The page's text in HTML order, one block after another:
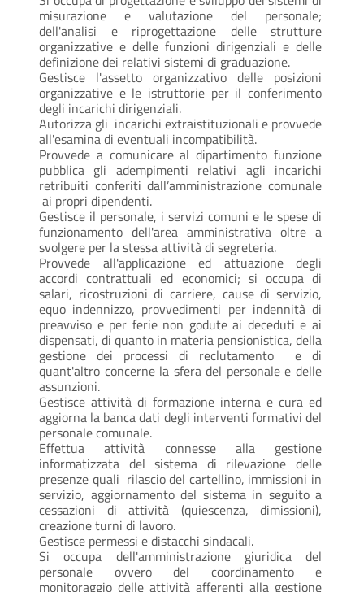
misurazione e valutazione del personale;
dell'analisi e riprogettazione delle strutture
organizzative e delle funzioni dirigenziali e delle
definizione dei relativi sistemi di graduazione.
Gestisce l'assetto organizzativo delle posizioni
organizzative e le istruttorie per il conferimento
degli incarichi dirigenziali.
Autorizza gli incarichi extraistituzionali e provvede
all'esamina di eventuali incompatibilità.
Provvede a comunicare al dipartimento funzione
pubblica gli adempimenti relativi agli incarichi
retribuiti conferiti dall’amministrazione comunale
ai propri dipendenti.
Gestisce il personale, i servizi comuni e le spese di
funzionamento dell'area amministrativa oltre a
svolgere per la stessa attività di segreteria.
Provvede all'applicazione ed attuazione degli
accordi contrattuali ed economici; si occupa di
salari, ricostruzioni di carriere, cause di servizio,
equo indennizzo, provvedimenti per indennità di
preavviso e per ferie non godute ai deceduti e ai
dispensati, di quanto in materia pensionistica, della
gestione dei processi di reclutamento e di
quant'altro concerne la sfera del personale e delle
assunzioni.
Gestisce attività di formazione interna e cura ed
aggiorna la banca dati degli interventi formativi del
personale comunale.
Effettua attività connesse alla gestione
informatizzata del sistema di rilevazione delle
presenze quali rilascio del cartellino, immissioni in
servizio, aggiornamento del sistema in seguito a
cessazioni di attività (quiescenza, dimissioni),
creazione turni di lavoro.
Gestisce permessi e distacchi sindacali.
Si occupa dell'amministrazione giuridica del
personale ovvero del coordinamento e
monitoraggio delle attività afferenti alla gestione